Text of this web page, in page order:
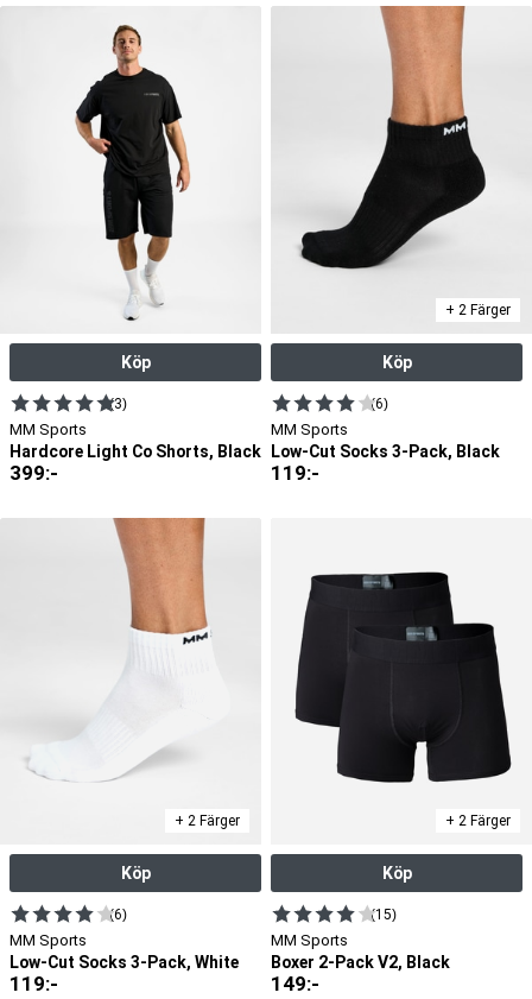
Köp
(3)
MM Sports
Hardcore Light Co Shorts, Black
399:-
+ 2 Färger
Köp
(6)
MM Sports
Low-Cut Socks 3-Pack, Black
119:-
+ 2 Färger
Köp
(6)
MM Sports
Low-Cut Socks 3-Pack, White
119:-
+ 2 Färger
Köp
(15)
MM Sports
Boxer 2-Pack V2, Black
149:-